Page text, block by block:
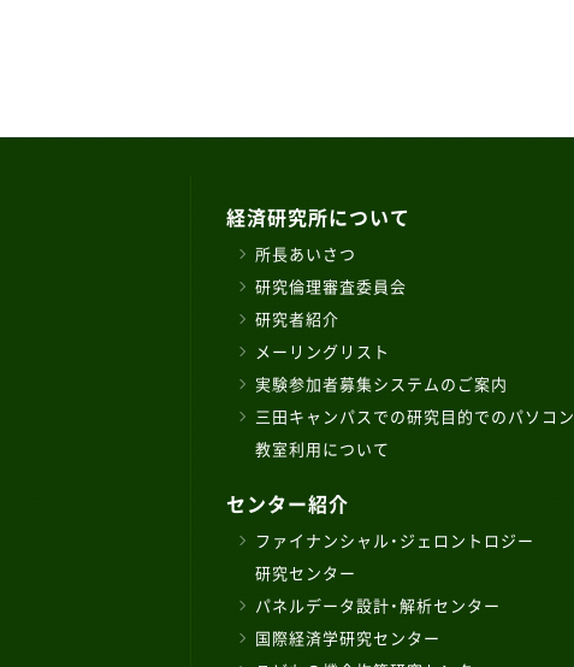
経済研究所について
所長あいさつ
研究倫理審査委員会
研究者紹介
メーリングリスト
実験参加者募集システムのご案内
三田キャンパスでの研究目的でのパソコン
教室利用について
センター紹介
ファイナンシャル・ジェロントロジー
研究センター
パネルデータ設計・解析センター
国際経済学研究センター